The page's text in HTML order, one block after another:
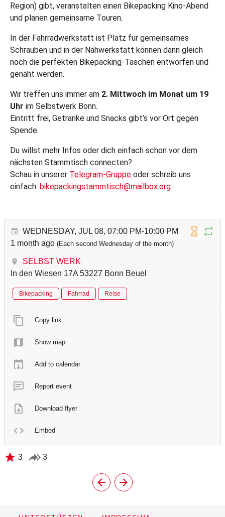
Region) gibt, veranstalten einen Bikepacking Kino-Abend
und planen gemeinsame Touren.
In der Fahrradwerkstatt ist Platz für gemeinsames
Schrauben und in der Nähwerkstatt können dann gleich
noch die perfekten Bikepacking-Taschen entworfen und
genäht werden.
Wir treffen uns immer am 2. Mittwoch im Monat um 19
Uhr im Selbstwerk Bonn.
Eintritt frei, Getränke und Snacks gibt’s vor Ort gegen
Spende.
Du willst mehr Infos oder dich einfach schon vor dem
nächsten Stammtisch connecten?
Schau in unserer Telegram-Gruppe oder schreib uns
einfach: bikepackingstammtisch@mailbox.org.
WEDNESDAY, JUL 08, 07:00 PM-10:00 PM
1 month ago (Each second Wednesday of the month)
SELBST WERK
In den Wiesen 17A 53227 Bonn Beuel
Bikepacking Fahrrad Reise
Copy link
Show map
Add to calendar
Report event
Download flyer
Embed
3 3